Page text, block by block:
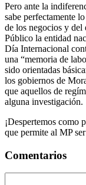
Pero ante la
sabe perfectamente
de los negocios y
Público la entidad
Día Internacional
una “memoria de
sido orientadas
los gobiernos de
que aquellos de
alguna investigación.
¡Despertemos como
que permite al MP
Comentarios